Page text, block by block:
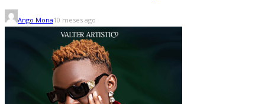
Ango Mona10 meses ago